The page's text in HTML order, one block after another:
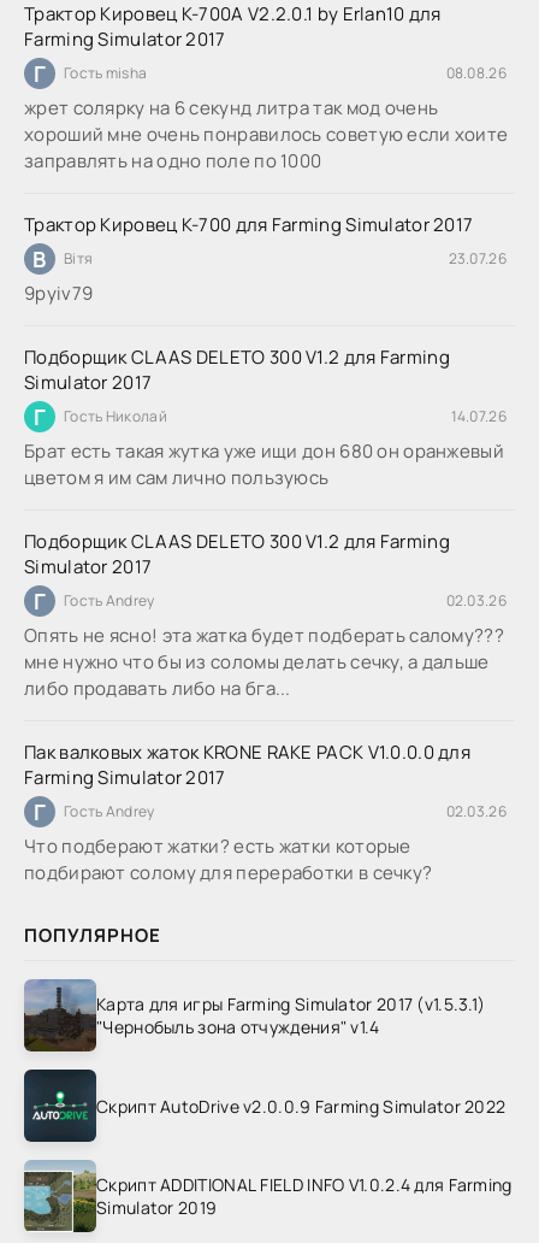
Трактор Кировец К-700А V2.2.0.1 by Erlan10 для
Farming Simulator 2017
Г Гость misha 08.08.26
жрет солярку на 6 секунд литра так мод очень
хороший мне очень понравилось советую если хоите
заправлять на одно поле по 1000
Трактор Кировец К-700 для Farming Simulator 2017
В Вітя 23.07.26
9руіv79
Подборщик CLAAS DELETO 300 V1.2 для Farming
Simulator 2017
Г Гость Николай 14.07.26
Брат есть такая жутка уже ищи дон 680 он оранжевый
цветом я им сам лично пользуюсь
Подборщик CLAAS DELETO 300 V1.2 для Farming
Simulator 2017
Г Гость Andrey 02.03.26
Опять не ясно! эта жатка будет подберать салому???
мне нужно что бы из соломы делать сечку, а дальше
либо продавать либо на бга...
Пак валковых жаток KRONE RAKE PACK V1.0.0.0 для
Farming Simulator 2017
Г Гость Andrey 02.03.26
Что подберают жатки? есть жатки которые
подбирают солому для переработки в сечку?
ПОПУЛЯРНОЕ
Карта для игры Farming Simulator 2017 (v1.5.3.1)
"Чернобыль зона отчуждения" v1.4
Скрипт AutoDrive v2.0.0.9 Farming Simulator 2022
Скрипт ADDITIONAL FIELD INFO V1.0.2.4 для Farming
Simulator 2019